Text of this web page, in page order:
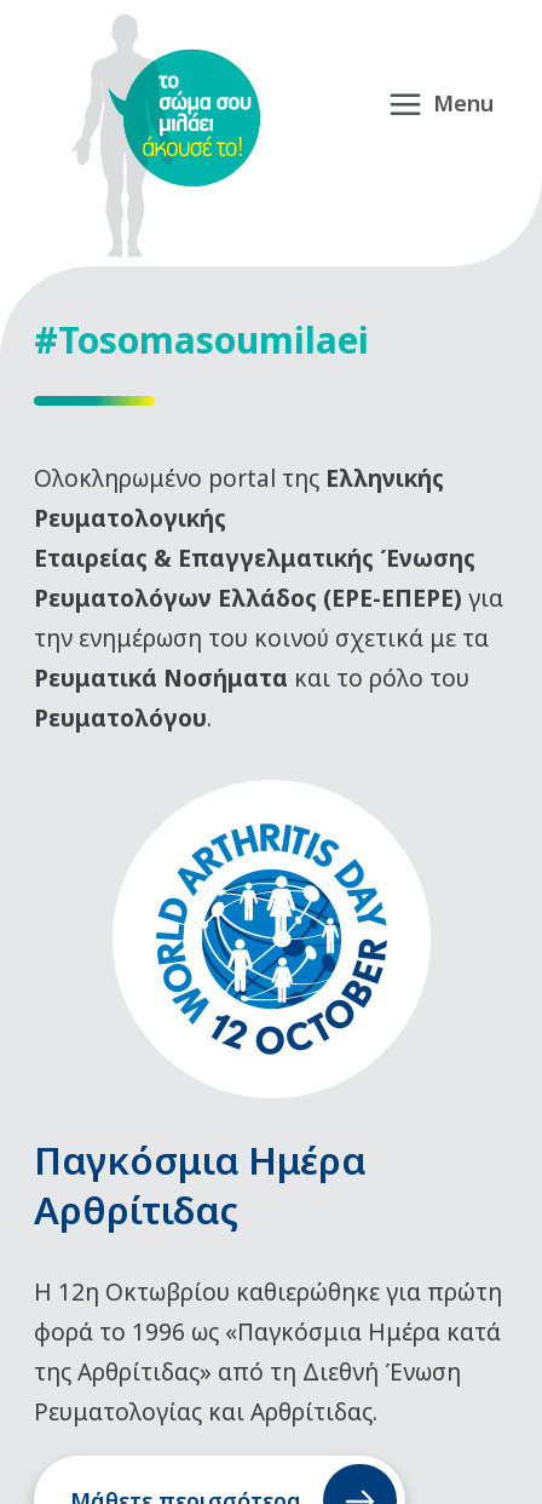
#Tosomasoumilaei
Oλοκληρωμένο portal της Ελληνικής
Ρευματολογικής
Εταιρείας & Επαγγελματικής Ένωσης
Ρευματολόγων Ελλάδος (ΕΡΕ-ΕΠΕΡΕ) για
την ενημέρωση του κοινού σχετικά με τα
Ρευματικά Νοσήματα και το ρόλο του
Ρευματολόγου.
Παγκόσμια Ημέρα
Αρθρίτιδας
Η 12η Οκτωβρίου καθιερώθηκε για πρώτη
φορά το 1996 ως «Παγκόσμια Ημέρα κατά
της Αρθρίτιδας» από τη Διεθνή Ένωση
Ρευματολογίας και Αρθρίτιδας.